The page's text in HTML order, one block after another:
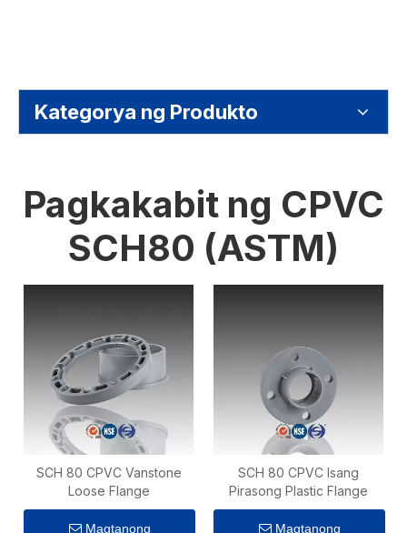
Kategorya ng Produkto
Pagkakabit ng CPVC
SCH80 (ASTM)
SCH 80 CPVC Vanstone
Loose Flange
Magtanong
SCH 80 CPVC Isang
Pirasong Plastic Flange
Magtanong